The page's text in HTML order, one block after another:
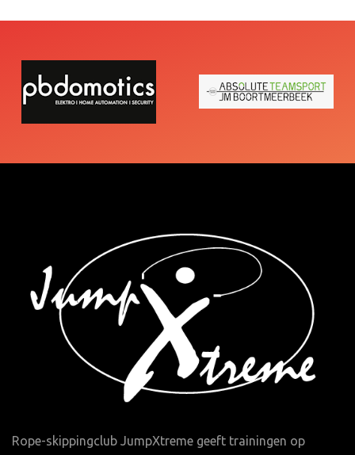
Rope-skippingclub JumpXtreme geeft trainingen op